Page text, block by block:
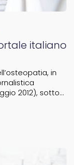
italiano
in
2012), sotto
di essere un